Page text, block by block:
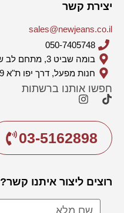
יצירת קשר
sales@newjeans.co.il
050-7405748
בומה שביט 3, מתחם לב שורק, יחידה 36, רשל"צ
חנות מפעל, דרך יפו ת"א 9, בית רומנו 16
חפשו אותנו ברשתות
03-5162898
רוצים ליצור איתנו קשר?